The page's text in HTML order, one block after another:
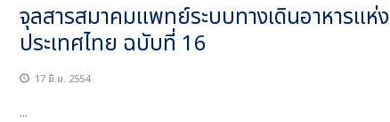
จุลสารสมาคมแพทย์ระบบทางเดินอาหารแห่ง
ประเทศไทย ฉบับที่ 16
17 มิ.ย. 2554
...